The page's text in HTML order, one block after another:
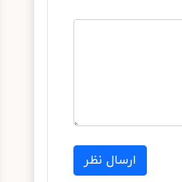
ارسال نظر